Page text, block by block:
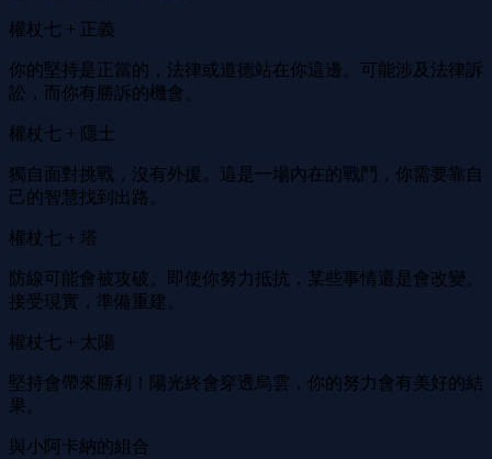
權杖七 + 正義
你的堅持是正當的，法律或道德站在你這邊。可能涉及法律訴
訟，而你有勝訴的機會。
權杖七 + 隱士
獨自面對挑戰，沒有外援。這是一場內在的戰鬥，你需要靠自
己的智慧找到出路。
權杖七 + 塔
防線可能會被攻破。即使你努力抵抗，某些事情還是會改變。
接受現實，準備重建。
權杖七 + 太陽
堅持會帶來勝利！陽光終會穿透烏雲，你的努力會有美好的結
果。
與小阿卡納的組合